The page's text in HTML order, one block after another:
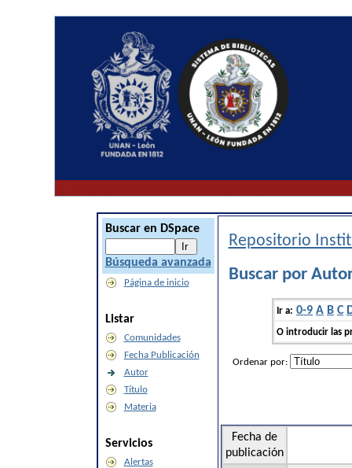
Buscar en DSpace
Búsqueda avanzada
Página de inicio
Listar
Comunidades
Fecha Publicación
Autor
Título
Materia
Servicios
Alertas
Repositorio
Buscar por
Ir a: 0-9 A B C
O introducir las
Ordenar por:
Fecha de
publicación